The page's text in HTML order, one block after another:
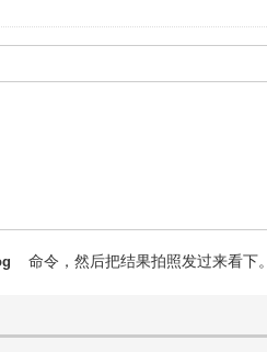
log命令，然后把结果拍照发过来看下。